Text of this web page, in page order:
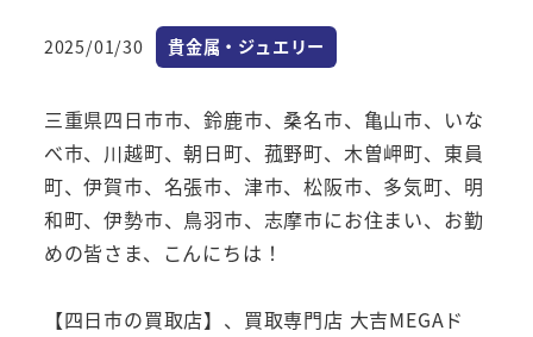
投稿日
2025/01/30 カテゴリー
貴金属・ジュエリー
三重県四日市市、鈴鹿市、桑名市、亀山市、いな
べ市、川越町、朝日町、菰野町、木曽岬町、東員
町、伊賀市、名張市、津市、松阪市、多気町、明
和町、伊勢市、鳥羽市、志摩市にお住まい、お勤
めの皆さま、こんにちは！
【四日市の買取店】、買取専門店 大吉MEGAド